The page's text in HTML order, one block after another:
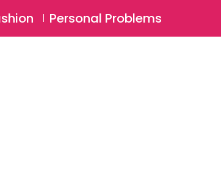
Login ⚲
Personal Problems